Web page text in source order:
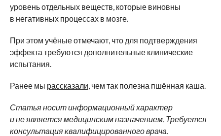
уровень отдельных веществ, которые виновны
в негативных процессах в мозге.
При этом учёные отмечают, что для подтверждения
эффекта требуются дополнительные клинические
испытания.
Ранее мы рассказали, чем так полезна пшённая каша.
Статья носит информационный характер
и не является медицинским назначением. Требуется
консультация квалифицированного врача.